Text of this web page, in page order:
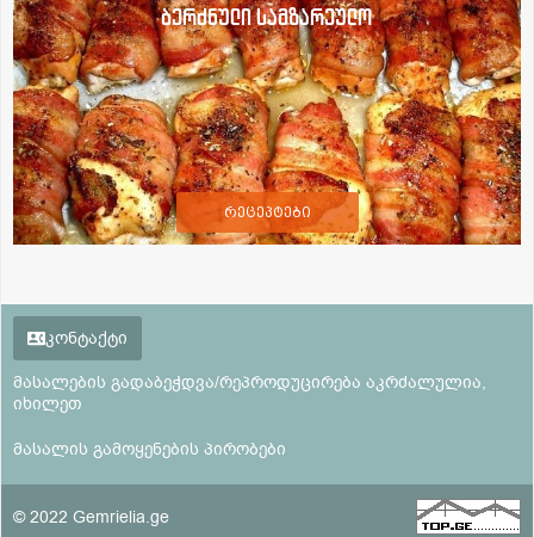
ბერძნული სამზარეულო
რეცეპტები
კონტაქტი
მასალების გადაბეჭდვა/რეპროდუცირება აკრძალულია,
იხილეთ
მასალის გამოყენების პირობები
© 2022 Gemrielia.ge